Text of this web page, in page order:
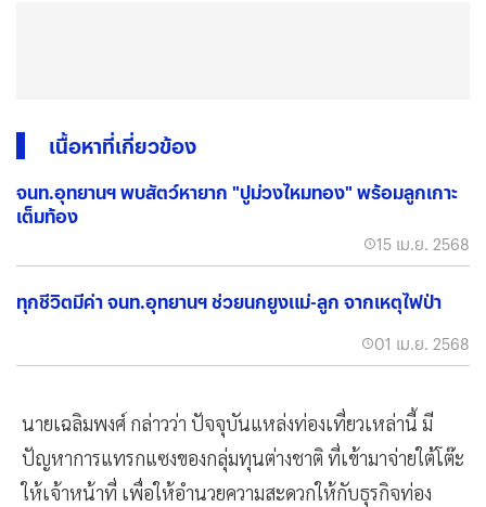
เนื้อหาที่เกี่ยวข้อง
จนท.อุทยานฯ พบสัตว์หายาก "ปูม่วงไหมทอง" พร้อมลูกเกาะ
เต็มท้อง
15 เม.ย. 2568
ทุกชีวิตมีค่า จนท.อุทยานฯ ช่วยนกยูงแม่-ลูก จากเหตุไฟป่า
01 เม.ย. 2568
นายเฉลิมพงศ์ กล่าวว่า ปัจจุบันแหล่งท่องเที่ยวเหล่านี้ มี
ปัญหาการแทรกแซงของกลุ่มทุนต่างชาติ ที่เข้ามาจ่ายใต้โต๊ะ
ให้เจ้าหน้าที่ เพื่อให้อำนวยความสะดวกให้กับธุรกิจท่อง